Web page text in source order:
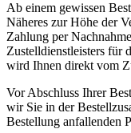
Ab einem gewissen
Näheres zur Höhe der
Zahlung per
Zustelldienstleisters für
wird Ihnen direkt vom
Vor Abschluss Ihrer
wir Sie in der
Bestellung anfallenden